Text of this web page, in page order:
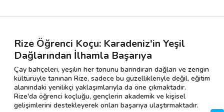
Rize Öğrenci Koçu: Karadeniz'in Yeşil
Dağlarından İlhamla Başarıya
Çay bahçeleri, yeşilin her tonunu barındıran dağları ve zengin
kültürüyle tanınan Rize, sadece bu güzellikleriyle değil, eğitim
alanındaki yenilikçi yaklaşımlarıyla da öne çıkmaktadır.
Rize'da öğrenci koçluğu, gençlerin akademik ve kişisel
gelişimlerini destekleyerek onları başarıya ulaştırmaktadır.